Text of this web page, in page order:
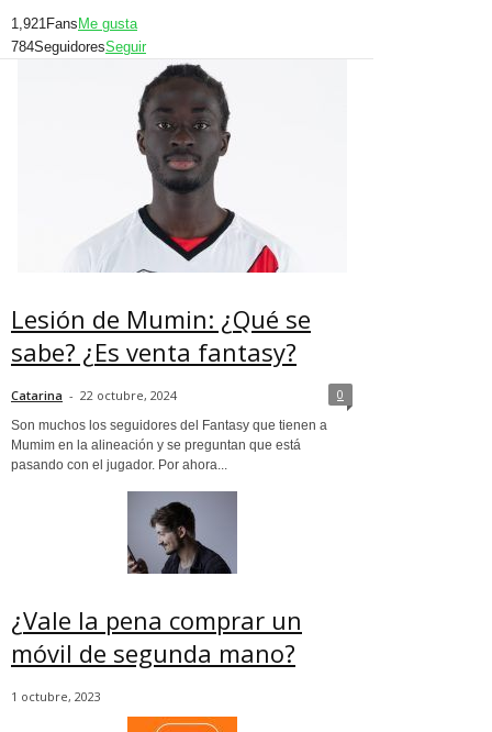
1,921Fans Me gusta
784SeguidoresSeguir
Lesión de Mumin: ¿Qué se
sabe? ¿Es venta fantasy?
Catarina - 22 octubre, 2024 0
Son muchos los seguidores del Fantasy que tienen a
Mumim en la alineación y se preguntan que está
pasando con el jugador. Por ahora...
¿Vale la pena comprar un
móvil de segunda mano?
1 octubre, 2023